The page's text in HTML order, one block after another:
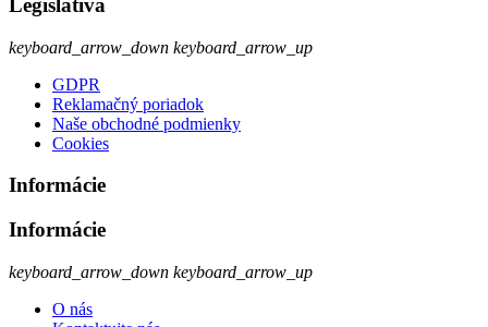
Legislatíva
keyboard_arrow_down keyboard_arrow_up
GDPR
Reklamačný poriadok
Naše obchodné podmienky
Cookies
Informácie
Informácie
keyboard_arrow_down keyboard_arrow_up
O nás